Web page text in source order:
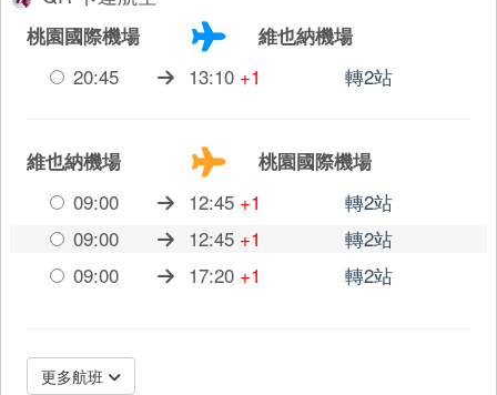
桃園國際機場
維也納機場
20:45
13:10 +1 轉2站
維也納機場
桃園國際機場
09:00
12:45 +1
轉2站
09:00
12:45 +1
轉2站
09:00
17:20 +1 轉2站
更多航班